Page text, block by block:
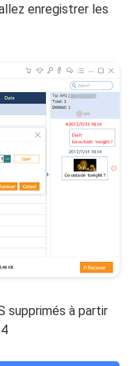
enregistrer les
supprimés à partir